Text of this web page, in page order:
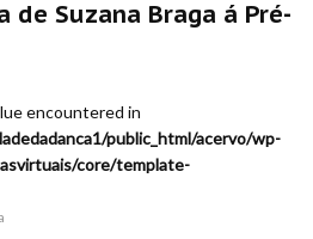
de Suzana Braga á Pré-
encountered in
public_html/acervo/wp-
core/template-